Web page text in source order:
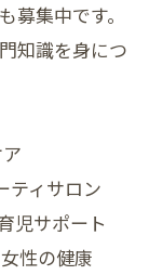
募集中です。
知識を身につ
ティサロン
児サポート
性の健康